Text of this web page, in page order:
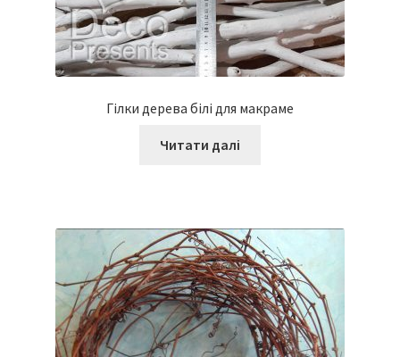
Гілки дерева білі для макраме
Читати далі